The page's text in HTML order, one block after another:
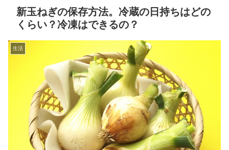
新玉ねぎの保存方法。冷蔵の日持ちはどの
くらい？冷凍はできるの？
生活